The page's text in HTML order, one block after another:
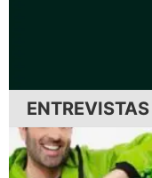
ENTREVISTAS